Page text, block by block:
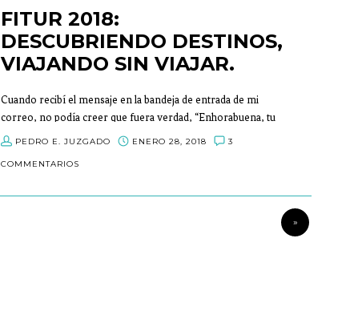
FITUR 2018:
DESCUBRIENDO DESTINOS,
VIAJANDO SIN VIAJAR.
Cuando recibí el mensaje en la bandeja de entrada de mi
correo, no podía creer que fuera verdad, “Enhorabuena, tu
solicitud para visitar Fitur como travelblogger ha sido
blogger (suena raro decirlo y todo) me sentí emocionado y
PEDRO E. JUZGADO ENERO 28, 2018 3
COMMENTARIOS
»